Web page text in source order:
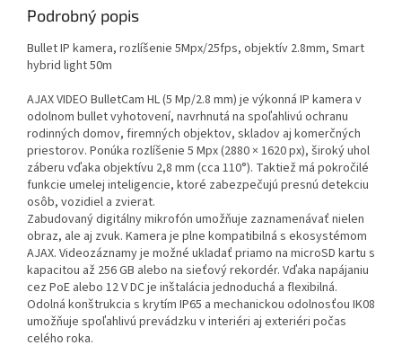
Podrobný popis
Bullet IP kamera, rozlíšenie 5Mpx/25fps, objektív 2.8mm, Smart
hybrid light 50m
AJAX VIDEO BulletCam HL (5 Mp/2.8 mm) je výkonná IP kamera v
odolnom bullet vyhotovení, navrhnutá na spoľahlivú ochranu
rodinných domov, firemných objektov, skladov aj komerčných
priestorov. Ponúka rozlíšenie 5 Mpx (2880 × 1620 px), široký uhol
záberu vďaka objektívu 2,8 mm (cca 110°). Taktiež má pokročilé
funkcie umelej inteligencie, ktoré zabezpečujú presnú detekciu
osôb, vozidiel a zvierat.
Zabudovaný digitálny mikrofón umožňuje zaznamenávať nielen
obraz, ale aj zvuk. Kamera je plne kompatibilná s ekosystémom
AJAX. Videozáznamy je možné ukladať priamo na microSD kartu s
kapacitou až 256 GB alebo na sieťový rekordér. Vďaka napájaniu
cez PoE alebo 12 V DC je inštalácia jednoduchá a flexibilná.
Odolná konštrukcia s krytím IP65 a mechanickou odolnosťou IK08
umožňuje spoľahlivú prevádzku v interiéri aj exteriéri počas
celého roka.